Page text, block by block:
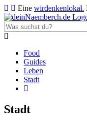
Eine wirdenkenlokal.
Food
Guides
Leben
Stadt
Stadt